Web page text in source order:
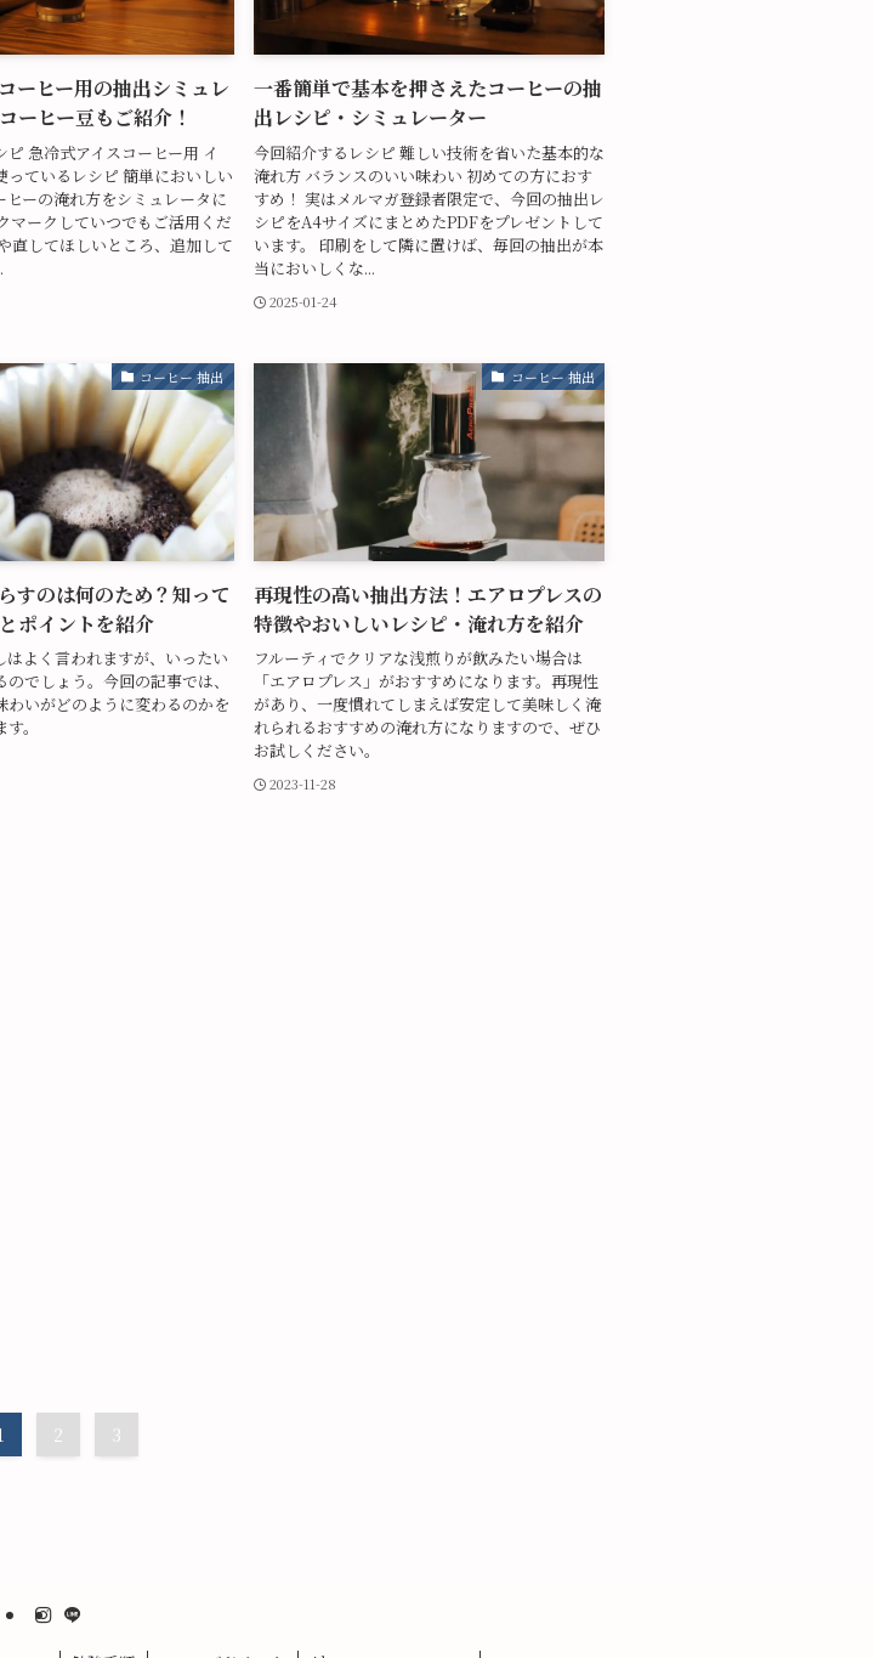
ーヒー用の抽出シミュレ
ーヒー豆もご紹介！
急冷式アイスコーヒー用 イ
っているレシピ 簡単においしい
ヒーの淹れ方をシミュレータに
マークしていつでもご活用くだ
直してほしいところ、追加して
一番簡単で基本を押さえたコーヒーの抽
出レシピ・シミュレーター
今回紹介するレシピ 難しい技術を省いた基本的な
淹れ方 バランスのいい味わい 初めての方におす
すめ！ 実はメルマガ登録者限定で、今回の抽出レ
シピをA4サイズにまとめたPDFをプレゼントして
います。 印刷をして隣に置けば、毎回の抽出が本
当においしくな...
2025-01-24
コーヒー 抽出
すのは何のため？知って
ポイントを紹介
はよく言われますが、いったい
でしょう。今回の記事では、
わいがどのように変わるのかを
。
コーヒー 抽出
再現性の高い抽出方法！エアロプレスの
特徴やおいしいレシピ・淹れ方を紹介
フルーティでクリアな浅煎りが飲みたい場合は
「エアロプレス」がおすすめになります。再現性
があり、一度慣れてしまえば安定して美味しく淹
れられるおすすめの淹れ方になりますので、ぜひ
お試しください。
2023-11-28
2 3